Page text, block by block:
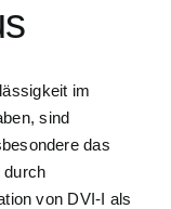
im
sind
das
durch
von DVI-I als